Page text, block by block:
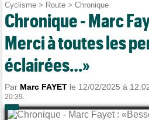
Cyclisme > Route >Chronique
Chronique - Marc
Merci à toutes les
éclairées…»
Par Marc FAYET le 12/02/2025 à
20:39.